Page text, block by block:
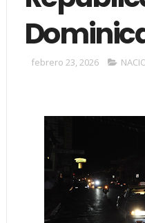
febrero 23, 2026